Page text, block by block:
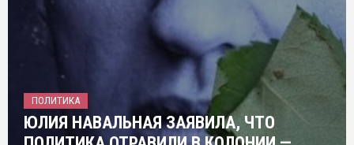
ПОЛИТИКА
ЮЛИЯ НАВАЛЬНАЯ ЗАЯВИЛА, ЧТО